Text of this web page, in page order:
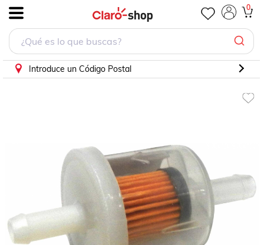
0
Introduce un Código Postal
Filtro Gasolina Para Dodge D450 1978 - 1981 (Interfil)